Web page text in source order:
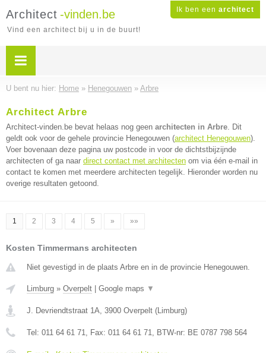
Ik ben een architect
Architect -vinden.be
Vind een architect bij u in de buurt!
U bent nu hier: Home » Henegouwen » Arbre
Architect Arbre
Architect-vinden.be bevat helaas nog geen architecten in Arbre. Dit
geldt ook voor de gehele provincie Henegouwen (architect Henegouwen).
Voer bovenaan deze pagina uw postcode in voor de dichtstbijzijnde
architecten of ga naar direct contact met architecten om via één e-mail in
contact te komen met meerdere architecten tegelijk. Hieronder worden nu
overige resultaten getoond.
1 2 3 4 5 » »»
Kosten Timmermans architecten
Niet gevestigd in de plaats Arbre en in de provincie Henegouwen.
Limburg » Overpelt Google maps ▼
J. Devriendtstraat 1A, 3900 Overpelt (Limburg)
Tel: 011 64 61 71, Fax: 011 64 61 71, BTW-nr: BE 0787 798 564